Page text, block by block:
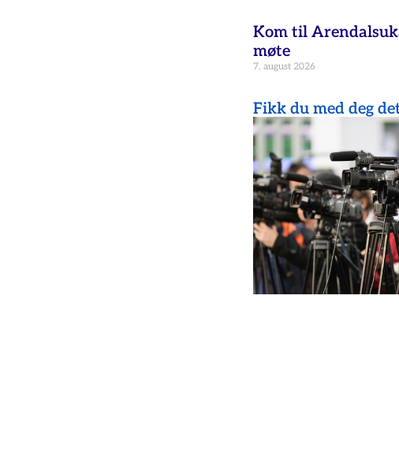
Kom til
møte
7. august 2026
Fikk du med deg